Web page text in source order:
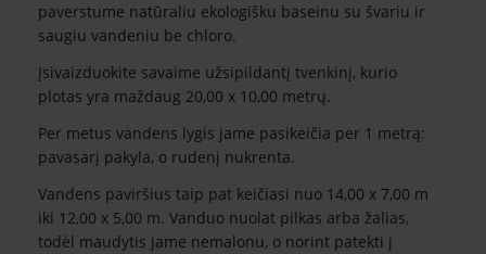
paverstume natūraliu ekologišku baseinu su švariu ir
saugiu vandeniu be chloro.
Įsivaizduokite savaime užsipildantį tvenkinį, kurio
plotas yra maždaug 20,00 x 10,00 metrų.
Per metus vandens lygis jame pasikeičia per 1 metrą:
pavasarį pakyla, o rudenį nukrenta.
Vandens paviršius taip pat keičiasi nuo 14,00 x 7,00 m
iki 12,00 x 5,00 m. Vanduo nuolat pilkas arba žalias,
todėl maudytis jame nemalonu, o norint patekti į